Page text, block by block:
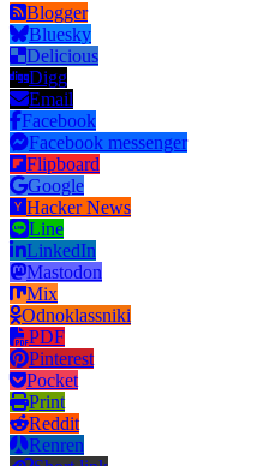
Blogger
Bluesky
Delicious
Digg
Email
Facebook
Facebook messenger
Flipboard
Google
Hacker News
Line
LinkedIn
Mastodon
Mix
Odnoklassniki
PDF
Pinterest
Pocket
Print
Reddit
Renren